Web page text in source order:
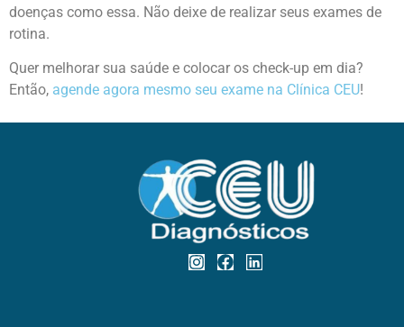
doenças como essa. Não deixe de realizar seus exames de
rotina.
Quer melhorar sua saúde e colocar os check-up em dia?
Então, agende agora mesmo seu exame na Clínica CEU!